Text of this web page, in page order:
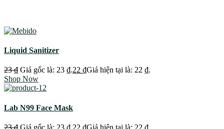
Liquid Sanitizer
23₫ Giá gốc là: 23 ₫.22 ₫Giá hiện tại là: 22 ₫.
Shop Now
Lab N99 Face Mask
23₫ Giá gốc là: 23 ₫.22 ₫Giá hiện tại là: 22 ₫.